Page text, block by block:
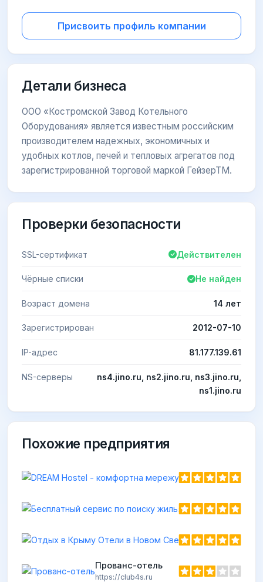
Присвоить профиль компании
Детали бизнеса
ООО «Костромской Завод Котельного
Оборудования» является известным российским
производителем надежных, экономичных и
удобных котлов, печей и тепловых агрегатов под
зарегистрированной торговой маркой ГейзерТМ.
Проверки безопасности
SSL-сертификат Действителен
Чёрные списки Не найден
Возраст домена 14 лет
Зарегистрирован 2012-07-10
IP-адрес 81.177.139.61
NS-серверы
ns4.jino.ru, ns2.jino.ru, ns3.jino.ru,
ns1.jino.ru
Похожие предприятия
Прованс-отель
https://club4s.ru